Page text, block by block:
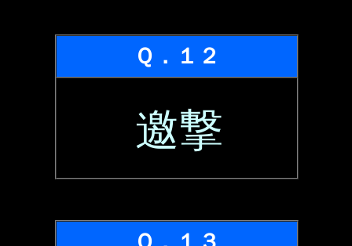
Ｑ．１２
邀撃